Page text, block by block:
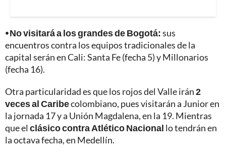
⦁ No visitará a los grandes de Bogotá:sus
encuentros contra los equipos tradicionales de la
capital serán en Cali: Santa Fe (fecha 5) y Millonarios
(fecha 16).
Otra particularidad es que los rojos del Valle irán2
veces al Caribecolombiano, pues visitarán a Junior en
la jornada 17 y a Unión Magdalena, en la 19. Mientras
que el clásico contra Atlético Nacional lo tendrán en
la octava fecha, en Medellín.